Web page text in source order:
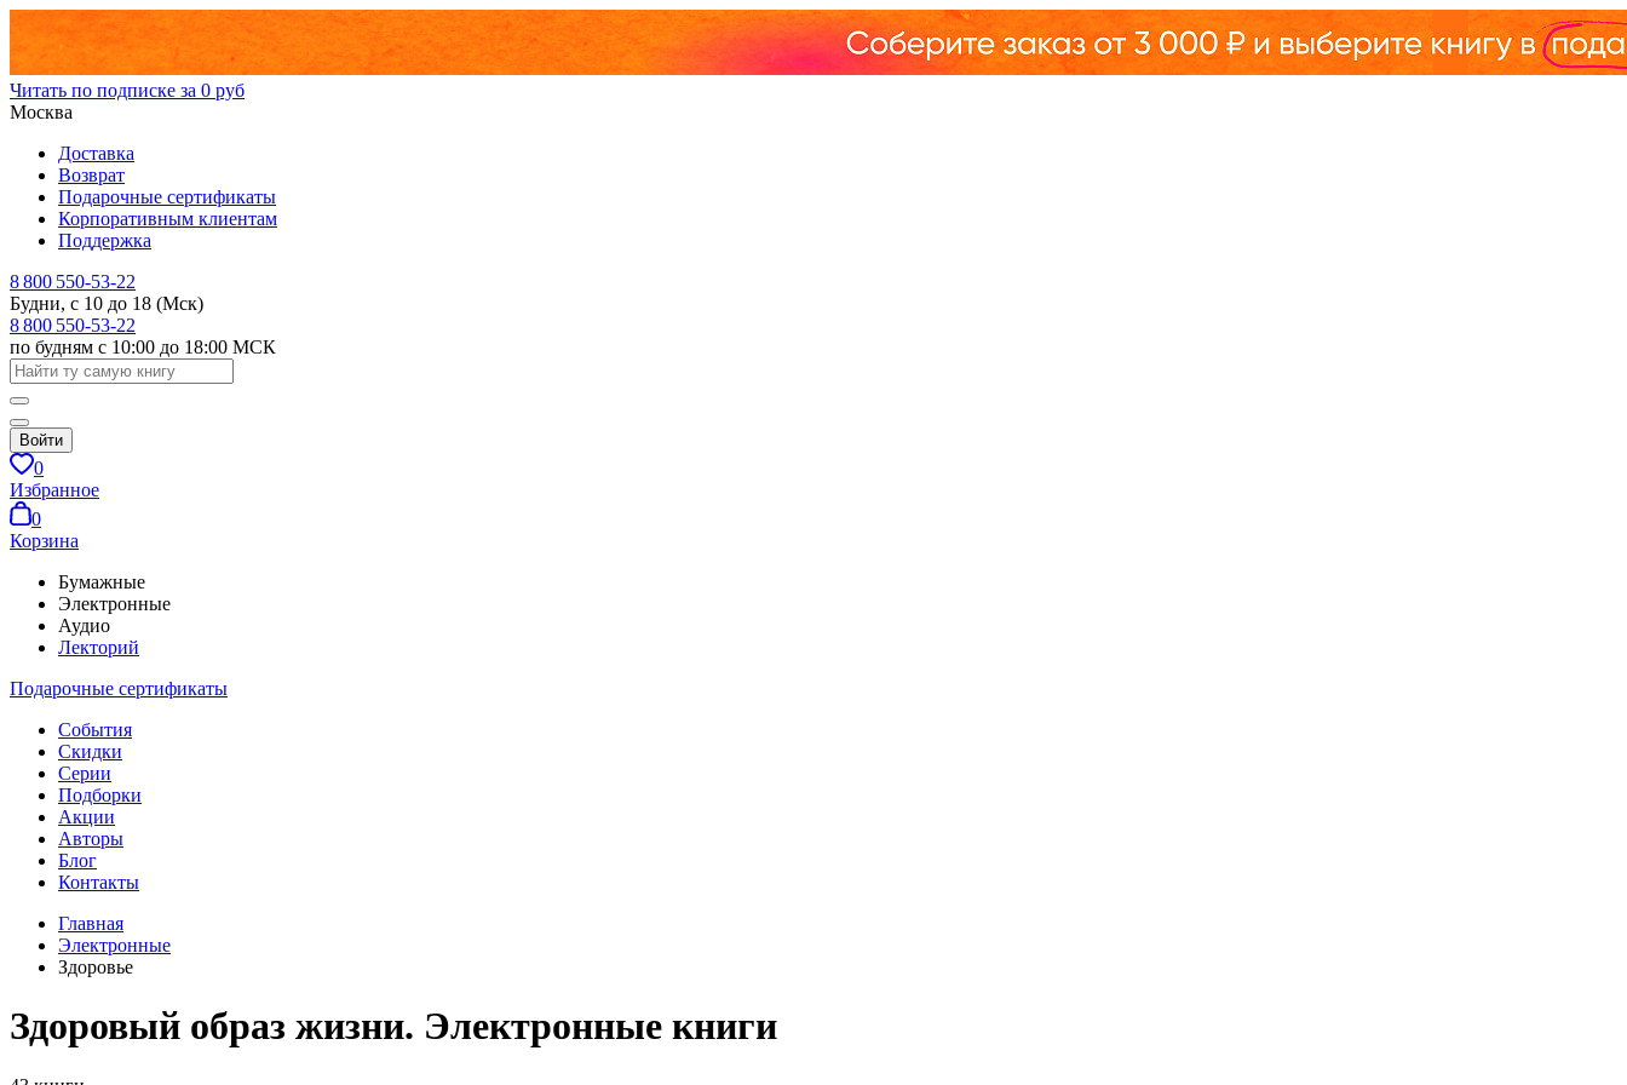
Читать по подписке за 0 руб
Москва
Доставка
Возврат
Подарочные сертификаты
Корпоративным клиентам
Поддержка
8 800 550-53-22
Будни, с 10 до 18 (Мск)
8 800 550-53-22
по будням с 10:00 до 18:00 МСК
Войти
0
Избранное
0
Корзина
Бумажные
Электронные
Аудио
Лекторий
Подарочные сертификаты
События
Скидки
Серии
Подборки
Акции
Авторы
Блог
Контакты
Главная
Электронные
Здоровье
Здоровый образ жизни. Электронные книги